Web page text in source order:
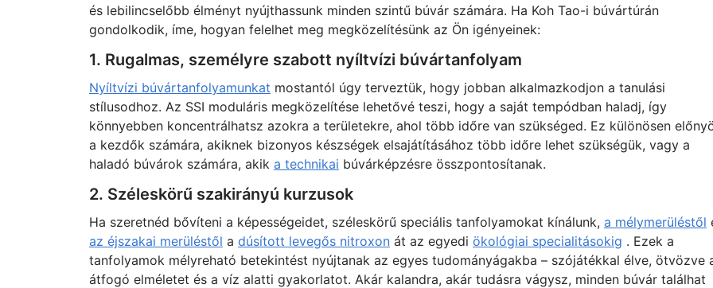
és lebilincselőbb élményt nyújthassunk minden szintű búvár számára. Ha Koh Tao-i búvártúrán
gondolkodik, íme, hogyan felelhet meg megközelítésünk az Ön igényeinek:
1. Rugalmas, személyre szabott nyíltvízi búvártanfolyam
Nyíltvízi búvártanfolyamunkat mostantól úgy terveztük, hogy jobban alkalmazkodjon a tanulási
stílusodhoz. Az SSI moduláris megközelítése lehetővé teszi, hogy a saját tempódban haladj, így
könnyebben koncentrálhatsz azokra a területekre, ahol több időre van szükséged. Ez különösen
a kezdők számára, akiknek bizonyos készségek elsajátításához több időre lehet szükségük, vagy a
haladó búvárok számára, akik a technikai búvárképzésre összpontosítanak.
2. Széleskörű szakirányú kurzusok
Ha szeretnéd bővíteni a képességeidet, széleskörű speciális tanfolyamokat kínálunk, a mélymerüléstől
az éjszakai merüléstől a dúsított levegős nitroxonát az egyedi ökológiai specialitásokig . Ezek a
tanfolyamok mélyreható betekintést nyújtanak az egyes tudományágakba – szójátékkal élve, ötvözve
átfogó elméletet és a víz alatti gyakorlatot. Akár kalandra, akár tudásra vágysz, minden búvár találhat